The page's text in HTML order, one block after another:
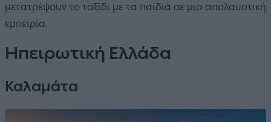
μετατρέψουν το ταξίδι με τα παιδιά σε μια απολαυστική
εμπειρία.
Ηπειρωτική Ελλάδα
Καλαμάτα